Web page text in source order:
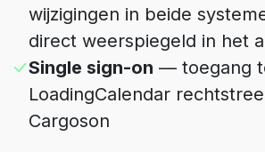
wijzigingen in beide
direct weerspiegeld in het
Single sign-on — toegang
LoadingCalendar
Cargoson